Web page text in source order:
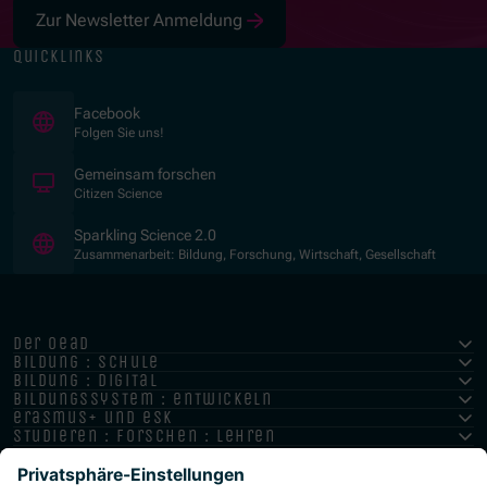
Zur Newsletter Anmeldung
quicklinks
Facebook
Folgen Sie uns!
Gemeinsam forschen
Citizen Science
Sparkling Science 2.0
Zusammenarbeit: Bildung, Forschung, Wirtschaft, Gesellschaft
der oead
bildung : schule
bildung : digital
bildungssystem : entwickeln
erasmus+ und esk
studieren : forschen : lehren
hochschule : strategie : international